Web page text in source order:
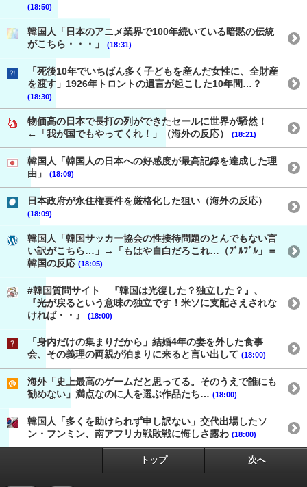
(18:50)
韓国人「日本のアニメ業界で100年続いている暗黙の伝統
がこちら・・・」
(18:31)
「死後10年でいちばん多く子どもを産んだ女性に、全財産
を渡す」1926年トロントの遺言が起こした10年間…？
(18:30)
物価高の日本で長打の列ができたセールに世界が騒然！
←「我が国でもやってくれ！」（海外の反応）
(18:21)
韓国人「韓国人の日本への好感度が最高記録を達成した理
由」
(18:09)
日本政府が永住権要件を厳格化した狙い（海外の反応）
(18:09)
韓国人「韓国サッカー協会の性接待問題のとんでもない言
い訳がこちら…」→「もはや自白だろこれ…（ﾌﾞﾙﾌﾞﾙ」＝
韓国の反応 (18:05)
#韓国質問サイト 『韓国は光復した？独立した？』、
『光が戻るという意味の独立です！米ソに支配さえされな
ければ・・』
(18:00)
「身内だけの集まりだから」結婚4年の妻を外した食事
会、その義理の両親が泊まりに来ると言い出して (18:00)
海外「史上最高のゲームだと思ってる。そのうえで誰にも
勧めない」満点なのに人を選ぶ作品たち… (18:00)
韓国人「多くを助けられず申し訳ない」交代出場したソ
ン・フンミン、南アフリカ戦敗戦に悔しさ露わ (18:00)
トップ 次へ